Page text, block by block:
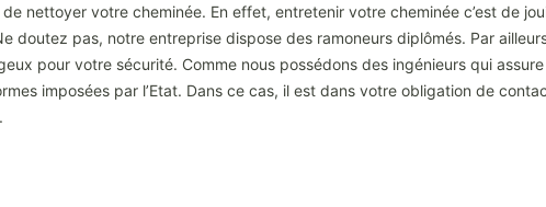
nettoyer votre cheminée. En effet, entretenir votre cheminée c’est de
doutez pas, notre entreprise dispose des ramoneurs diplômés. Par
pour votre sécurité. Comme nous possédons des ingénieurs qui
imposées par l’Etat. Dans ce cas, il est dans votre obligation de